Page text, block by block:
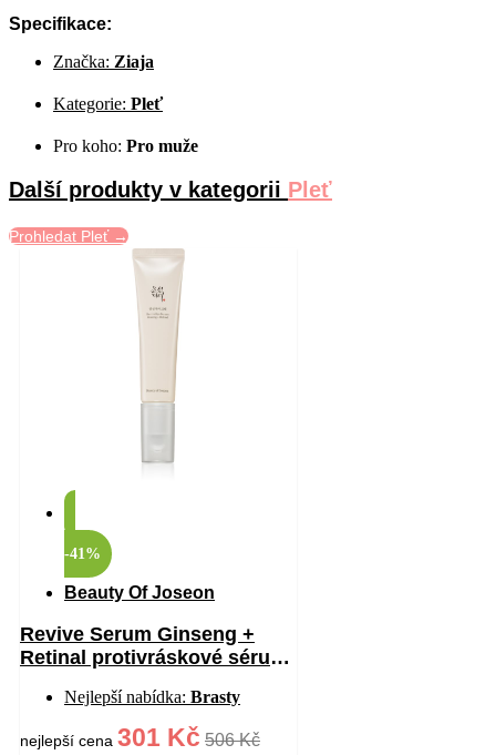
Specifikace:
Značka: Ziaja
Kategorie: Pleť
Pro koho: Pro muže
Další produkty v kategorii Pleť
Prohledat Pleť →
-41%
Beauty Of Joseon
Revive Serum Ginseng +
Retinal protivráskové sérum
Nejlepší nabídka: Brasty
nejlepší cena 301 Kč 506 Kč